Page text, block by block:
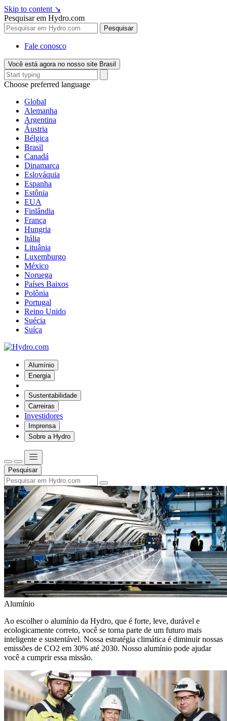
Skip to content ↘
Pesquisar em Hydro.com
Pesquisar
Fale conosco
Você está agora no nosso site Brasil
Choose preferred language
Global
Alemanha
Argentina
Áustria
Bélgica
Brasil
Canadá
Dinamarca
Eslováquia
Espanha
Estônia
EUA
Finlândia
França
Hungria
Itália
Lituânia
Luxemburgo
México
Noruega
Países Baixos
Polônia
Portugal
Reino Unido
Suécia
Suíça
Alumínio
Energia
Sustentabilidade
Carreiras
Investidores
Imprensa
Sobre a Hydro
Pesquisar
Alumínio
Ao escolher o alumínio da Hydro, que é forte, leve, durável e
ecologicamente correto, você se torna parte de um futuro mais
inteligente e sustentável. Nossa estratégia climática é diminuir nossas
emissões de CO2 em 30% até 2030. Nosso alumínio pode ajudar
você a cumprir essa missão.